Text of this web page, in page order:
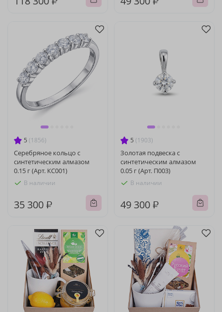
5 (1856)
Серебряное кольцо с
синтетическим алмазом
0.15 г (Арт. КС001)
В наличии
35 300 ₽
5 (1903)
Золотая подвеска с
синтетическим алмазом
0.05 г (Арт. П003)
В наличии
49 300 ₽